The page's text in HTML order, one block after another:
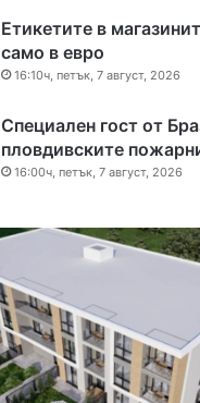
Етикетите в
само в евро
16:10ч, петък, 7 август, 2026
Специален гост от
пловдивските
16:00ч, петък, 7 август, 2026